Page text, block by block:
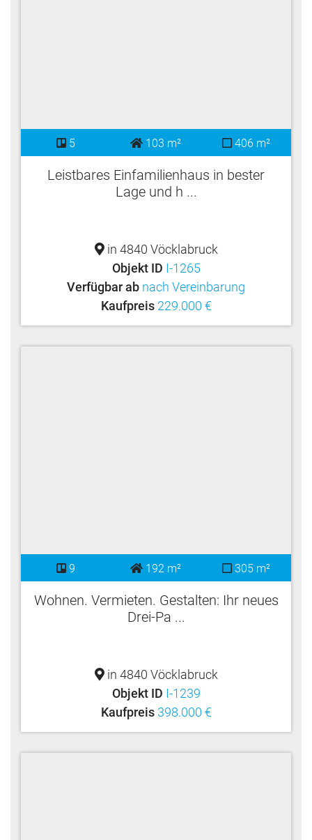
5 103 m² 406 m²
Leistbares Einfamilienhaus in bester
Lage und h ...
in 4840 Vöcklabruck
Objekt ID I-1265
Verfügbar ab nach Vereinbarung
Kaufpreis 229.000 €
9 192 m² 305 m²
Wohnen. Vermieten. Gestalten: Ihr neues
Drei-Pa ...
in 4840 Vöcklabruck
Objekt ID I-1239
Kaufpreis 398.000 €